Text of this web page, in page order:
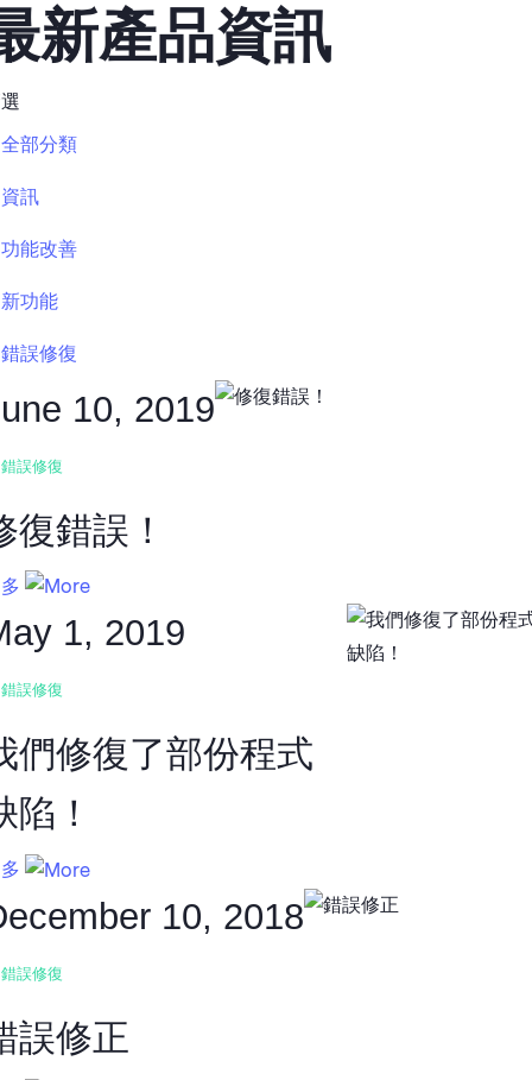
新產品資訊
全部分類
資訊
功能改善
新功能
錯誤修復
10, 2019
錯誤修復
復錯誤！
1, 2019
錯誤修復
們修復了部份程式
陷！
10, 2018
錯誤修復
誤修正